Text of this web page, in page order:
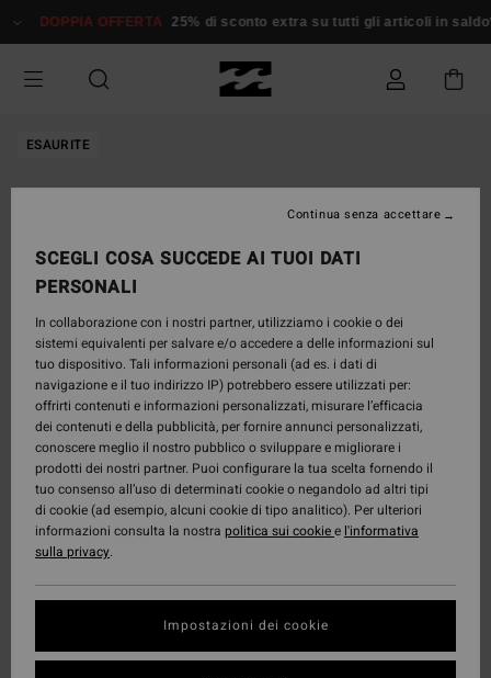
alle
prodotto
DOPPIA OFFERTA 25% di sconto extra su tutti gli articoli in saldo*
ESAURITE
SCEGLI COSA SUCCEDE AI TUOI DATI
PERSONALI
In collaborazione con i nostri partner, utilizziamo i cookie o dei
sistemi equivalenti per salvare e/o accedere a delle informazioni sul
tuo dispositivo. Tali informazioni personali (ad es. i dati di
navigazione e il tuo indirizzo IP) potrebbero essere utilizzati per:
offrirti contenuti e informazioni personalizzati, misurare l’efficacia
dei contenuti e della pubblicità, per fornire annunci personalizzati,
conoscere meglio il nostro pubblico o sviluppare e migliorare i
prodotti dei nostri partner. Puoi configurare la tua scelta fornendo il
tuo consenso all’uso di determinati cookie o negandolo ad altri tipi
di cookie (ad esempio, alcuni cookie di tipo analitico). Per ulteriori
informazioni consulta la nostra politica sui cookiee l'informativa
sulla privacy.
Impostazioni dei cookie
Continua senza accettare